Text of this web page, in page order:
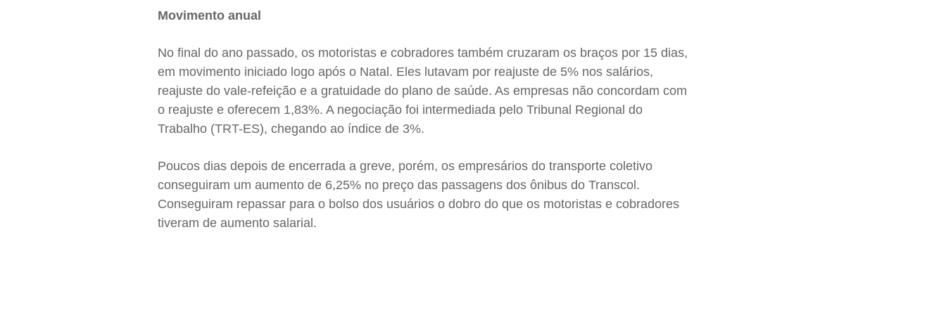
Movimento anual
No final do ano passado, os motoristas e cobradores também cruzaram os braços por 15 dias,
em movimento iniciado logo após o Natal. Eles lutavam por reajuste de 5% nos salários,
reajuste do vale-refeição e a gratuidade do plano de saúde. As empresas não concordam com
o reajuste e oferecem 1,83%. A negociação foi intermediada pelo Tribunal Regional do
Trabalho (TRT-ES), chegando ao índice de 3%.
Poucos dias depois de encerrada a greve, porém, os empresários do transporte coletivo
conseguiram um aumento de 6,25% no preço das passagens dos ônibus do Transcol.
Conseguiram repassar para o bolso dos usuários o dobro do que os motoristas e cobradores
tiveram de aumento salarial.